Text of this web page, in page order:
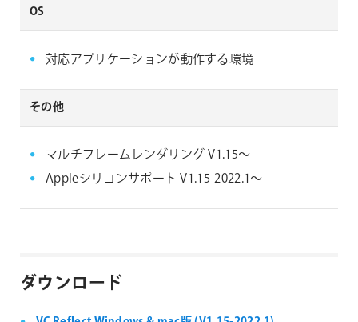
OS
対応アプリケーションが動作する環境
その他
マルチフレームレンダリング V1.15～
Appleシリコンサポート V1.15-2022.1～
ダウンロード